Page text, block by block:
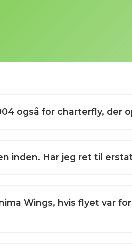
også for charterfly, der
inden. Har jeg ret til
Wings, hvis flyet var